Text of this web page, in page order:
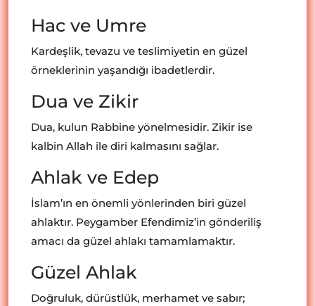
Hac ve Umre
Kardeşlik, tevazu ve teslimiyetin en güzel
örneklerinin yaşandığı ibadetlerdir.
Dua ve Zikir
Dua, kulun Rabbine yönelmesidir. Zikir ise
kalbin Allah ile diri kalmasını sağlar.
Ahlak ve Edep
İslam’ın en önemli yönlerinden biri güzel
ahlaktır. Peygamber Efendimiz’in gönderiliş
amacı da güzel ahlakı tamamlamaktır.
Güzel Ahlak
Doğruluk, dürüstlük, merhamet ve sabır;